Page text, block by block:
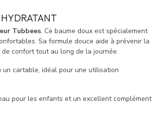
Tubbees. Ce baume doux est spécialement
Sa formule douce aide à prévenir la
confort tout au long de la journée.
cartable, idéal pour une utilisation
pour les enfants et un excellent complément